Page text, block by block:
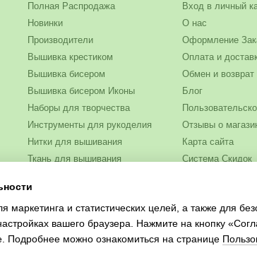
Полная Распродажа
Новинки
Производители
Вышивка крестиком
Вышивка бисером
Вышивка бисером Иконы
Наборы для творчества
Инструменты для рукоделия
Нитки для вышивания
Ткань для вышивания
Одежда и текстиль
Журналы для рукоделия
Вход в личный
О нас
Оформление
Оплата и
Обмен и возврат
Блог
Отзывы о
Карта сайта
Система Скидок
маркетинга и статистических целей, а также для
вашего браузера. Нажмите на кнопку
Подробнее можно ознакомиться на странице